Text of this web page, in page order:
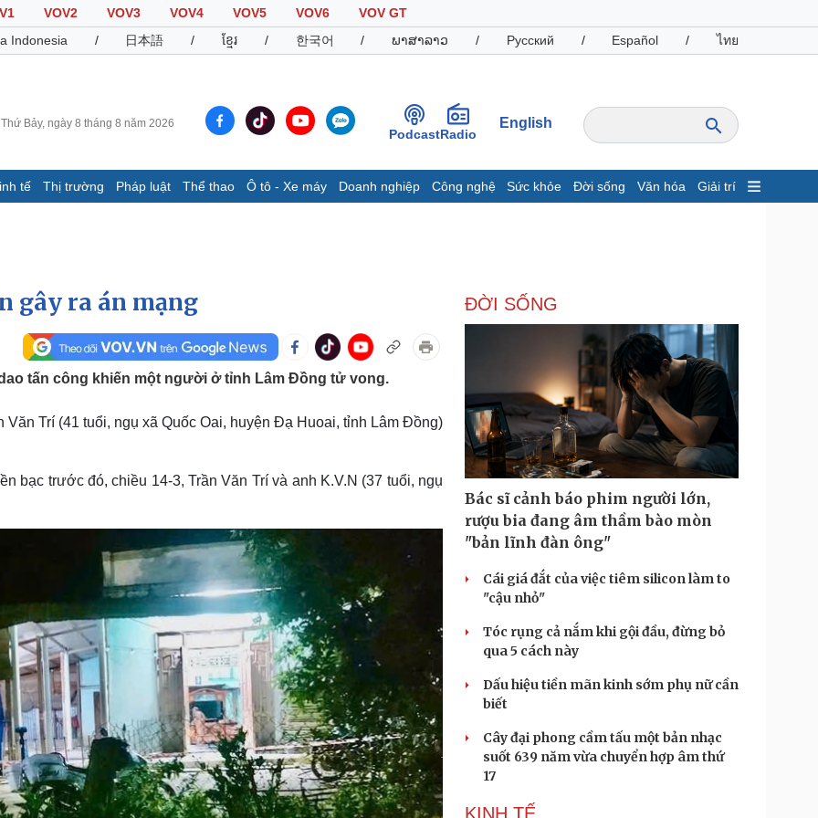
VOV2 VOV3 VOV4 VOV5 VOV6
VOV GT
Indonesia / 日本語 / ខ្មែរ / 한국어 / ພາສາລາວ / Русский / Español / ไทย
Thứ Bảy, ngày 8 tháng 8 năm 2026
PodcastRadio
English
tế Thị trường Pháp luật Thể thao Ô tô - Xe máy Doanh nghiệp Công nghệ Sức khỏe Đời sống Văn hóa Giải trí
Giá cà phê
Thể thao
Lịch thi đấu bóng đá
Hậu trường
Ô tô - Xe máy
Xe máy
Thông tin doanh nghiệp
Doanh nghiệp 24h
Doanh nhân
Vì cộng đồng
Công nghệ
Sành điệu
Tin Công nghệ
Trải nghiệm
Chuyển đổi số
Sân khấu - Điện ảnh
Nghệ sĩ
Thời trang
Sao Việt
Tư vấn
Podcast
Đọc truyện đêm khuya
Cửa sổ tình yêu
Kể chuyện cho bé
gây ra án mạng
tấn công khiến một người ở tỉnh Lâm Đồng tử vong.
Trí (41 tuổi, ngụ xã Quốc Oai, huyện Đạ Huoai, tỉnh Lâm Đồng)
bạc trước đó, chiều 14-3, Trần Văn Trí và anh K.V.N (37 tuổi, ngụ
ĐỜI SỐNG
Bác sĩ cảnh báo phim người lớn,
rượu bia đang âm thầm bào mòn
"bản lĩnh đàn ông"
Cái giá đắt của việc tiêm silicon làm to
"cậu nhỏ"
Tóc rụng cả nắm khi gội đầu, đừng bỏ
qua 5 cách này
Dấu hiệu tiền mãn kinh sớm phụ nữ cần
biết
Cây đại phong cầm tấu một bản nhạc
suốt 639 năm vừa chuyển hợp âm thứ
17
KINH TẾ